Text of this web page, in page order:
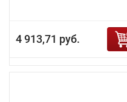
4 913,71 руб.